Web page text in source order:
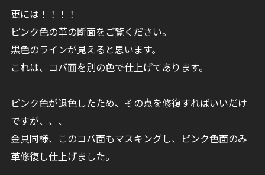
更には！！！！
ピンク色の革の断面をご覧ください。
黒色のラインが見えると思います。
これは、コバ面を別の色で仕上げてあります。
ピンク色が退色したため、その点を修復すればいいだけ
ですが、、、
金具同様、このコバ面もマスキングし、ピンク色面のみ
革修復し仕上げました。